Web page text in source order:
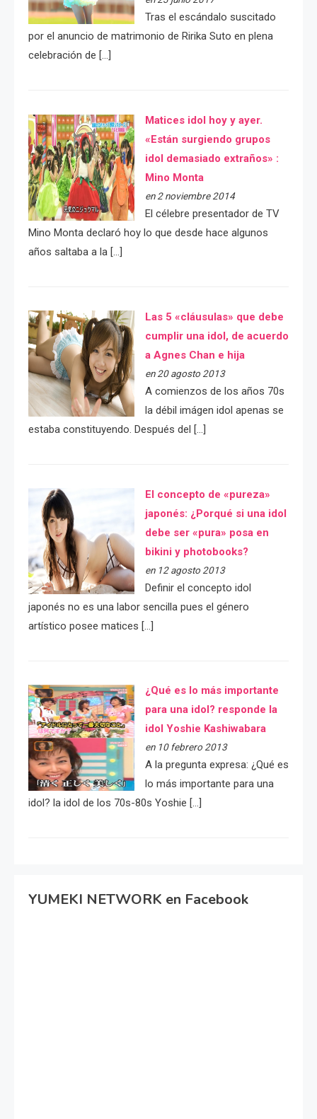
Tras el escándalo suscitado
por el anuncio de matrimonio de Ririka Suto en plena
celebración de […]
Matices idol hoy y ayer.
«Están surgiendo grupos
idol demasiado extraños» :
Mino Monta
en 2 noviembre 2014
El célebre presentador de TV
Mino Monta declaró hoy lo que desde hace algunos
años saltaba a la […]
Las 5 «cláusulas» que debe
cumplir una idol, de acuerdo
a Agnes Chan e hija
en 20 agosto 2013
A comienzos de los años 70s
la débil imágen idol apenas se
estaba constituyendo. Después del […]
El concepto de «pureza»
japonés: ¿Porqué si una idol
debe ser «pura» posa en
bikini y photobooks?
en 12 agosto 2013
Definir el concepto idol
japonés no es una labor sencilla pues el género
artístico posee matices […]
¿Qué es lo más importante
para una idol? responde la
idol Yoshie Kashiwabara
en 10 febrero 2013
A la pregunta expresa: ¿Qué es
lo más importante para una
idol? la idol de los 70s-80s Yoshie […]
YUMEKI NETWORK en Facebook